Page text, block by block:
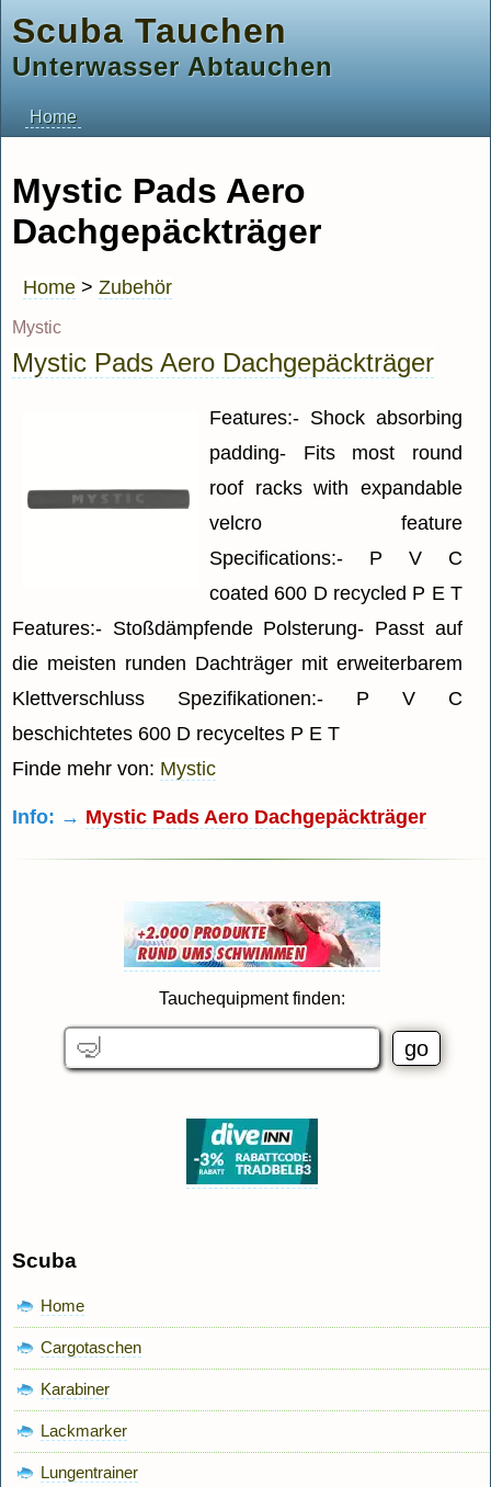
Scuba Tauchen
Unterwasser Abtauchen
Home
Mystic Pads Aero
Dachgepäckträger
Home > Zubehör
Mystic
Mystic Pads Aero Dachgepäckträger
Features:- Shock absorbing
padding- Fits most round
roof racks with expandable
velcro feature
Specifications:- P V C
coated 600 D recycled P E T
Features:- Stoßdämpfende Polsterung- Passt auf
die meisten runden Dachträger mit erweiterbarem
Klettverschluss Spezifikationen:- P V C
beschichtetes 600 D recyceltes P E T
Finde mehr von: Mystic
Info: → Mystic Pads Aero Dachgepäckträger
Tauchequipment finden:
Scuba
Home
Cargotaschen
Karabiner
Lackmarker
Lungentrainer